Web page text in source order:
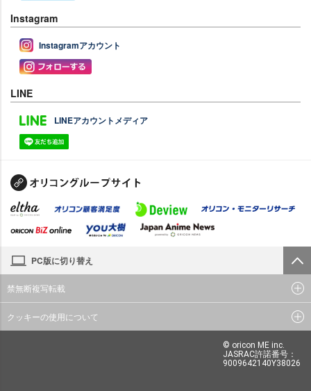
Instagram
Instagramアカウント
LINE
LINEアカウントメディア
PC版に切り替え
禁無断複写転載
クッキーの使用について
© oricon ME inc.
JASRAC許諾番号：
9009642140Y38026